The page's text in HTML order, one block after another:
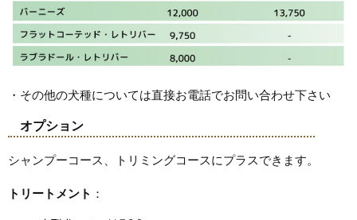
・その他の犬種については直接お電話でお問い合わせ下さい
オプション
シャンプーコース、トリミングコースにプラスできます。
トリートメント ：